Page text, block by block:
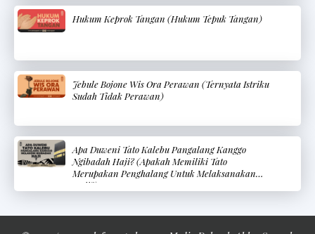
Hukum Keprok Tangan (Hukum Tepuk Tangan)
Jebule Bojone Wis Ora Perawan (Ternyata Istriku
Sudah Tidak Perawan)
Apa Duweni Tato Kalebu Pangalang Kanggo
Ngibadah Haji? (Apakah Memiliki Tato
Merupakan Penghalang Untuk Melaksanakan
Haji?)